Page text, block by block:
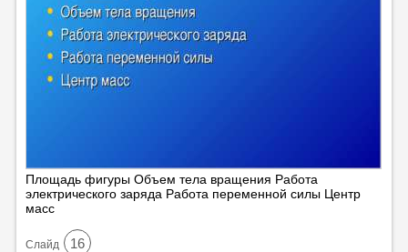
Площадь фигуры Объем тела вращения Работа
электрического заряда Работа переменной силы Центр
масс
Cлайд 16